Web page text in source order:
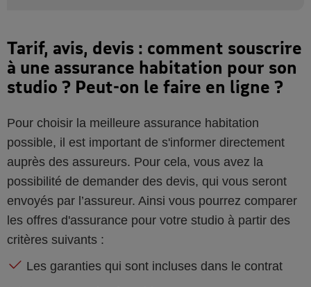
Tarif, avis, devis : comment souscrire
à une assurance habitation pour son
studio ? Peut-on le faire en ligne ?
Pour choisir la meilleure assurance habitation
possible, il est important de s'informer directement
auprès des assureurs. Pour cela, vous avez la
possibilité de demander des devis, qui vous seront
envoyés par l’assureur. Ainsi vous pourrez comparer
les offres d'assurance pour votre studio à partir des
critères suivants :
Les garanties qui sont incluses dans le contrat